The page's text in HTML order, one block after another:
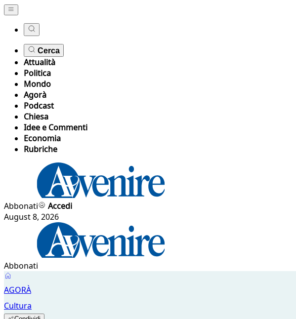
Cerca
Attualità
Politica
Mondo
Agorà
Podcast
Chiesa
Idee e Commenti
Economia
Rubriche
Abbonati
Accedi
August 8, 2026
Abbonati
AGORÀ
Cultura